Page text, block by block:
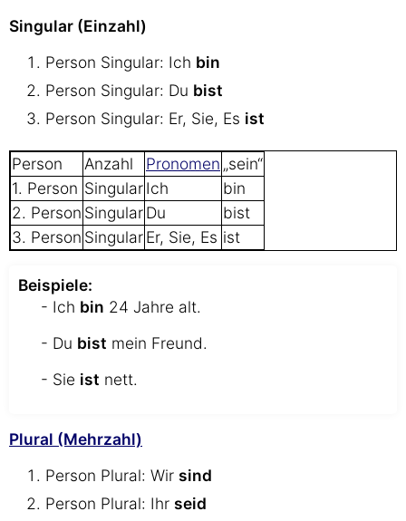
Singular (Einzahl)
Person Singular: Ich bin
Person Singular: Du bist
Person Singular: Er, Sie, Es ist
Person Anzahl Pronomen „sein“
1. Person SingularIch
bin
2. Person SingularDu
bist
3. Person SingularEr, Sie, Es ist
Beispiele:
- Ich bin 24 Jahre alt.
- Du bist mein Freund.
- Sie ist nett.
Plural (Mehrzahl)
Person Plural: Wir sind
Person Plural: Ihr seid